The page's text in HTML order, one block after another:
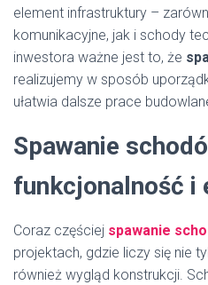
element infrastruktury –
komunikacyjne, jak i schody
inwestora ważne jest to, że
realizujemy w sposób
ułatwia dalsze prace
Spawanie
funkcjonalność i
Coraz częściej spawanie
projektach, gdzie liczy się nie
również wygląd konstrukcji.